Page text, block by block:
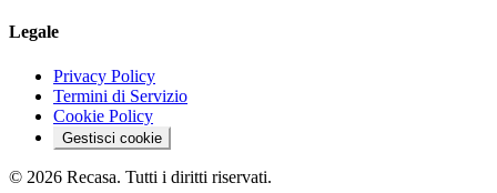
Legale
Privacy Policy
Termini di Servizio
Cookie Policy
Gestisci cookie
© 2026 Recasa. Tutti i diritti riservati.